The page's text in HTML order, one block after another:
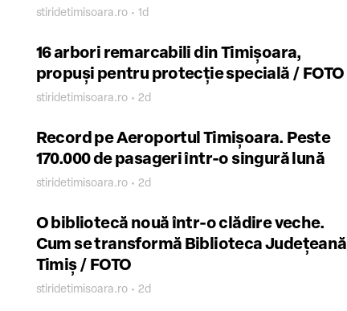
stiridetimisoara.ro • 1d
16 arbori remarcabili din Timișoara,
propuși pentru protecție specială / FOTO
stiridetimisoara.ro • 2d
Record pe Aeroportul Timișoara. Peste
170.000 de pasageri într-o singură lună
stiridetimisoara.ro • 2d
O bibliotecă nouă într-o clădire veche.
Cum se transformă Biblioteca Județeană
Timiș / FOTO
stiridetimisoara.ro • 2d